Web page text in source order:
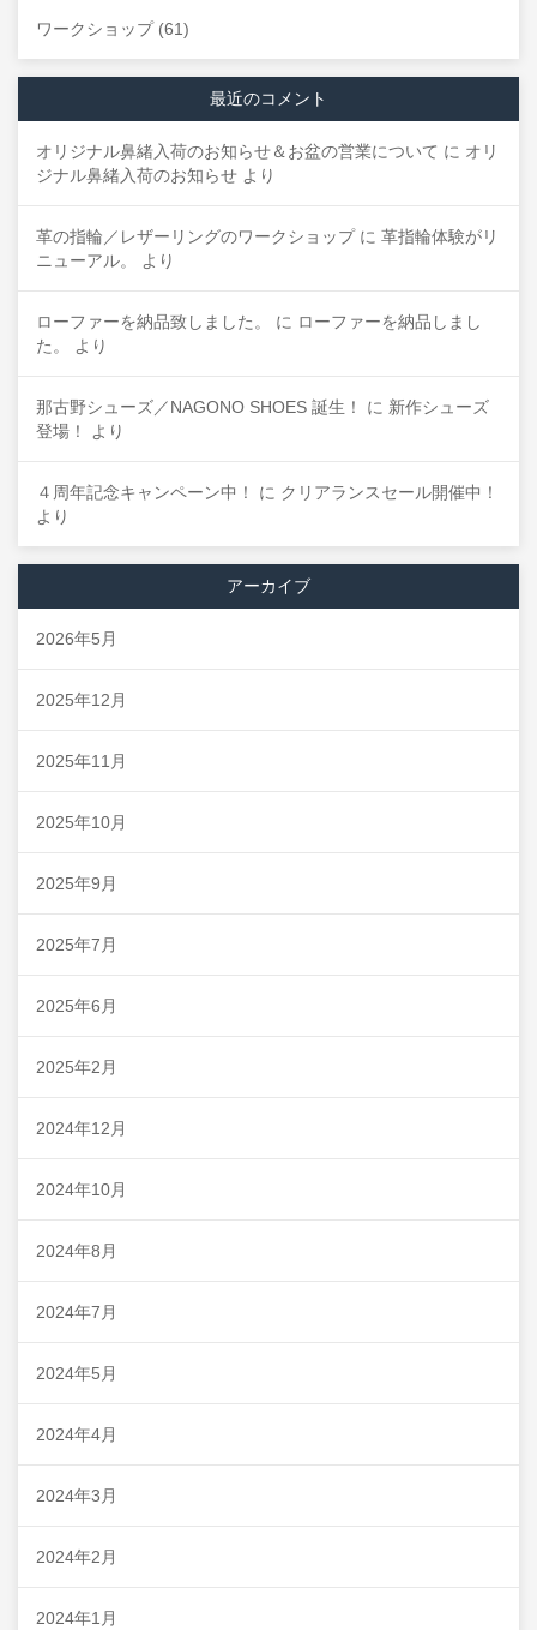
ワークショップ(61)
最近のコメント
オリジナル鼻緒入荷のお知らせ＆お盆の営業について に オリ
ジナル鼻緒入荷のお知らせ より
革の指輪／レザーリングのワークショップに 革指輪体験がリ
ニューアル。
より
ローファーを納品致しました。 に ローファーを納品しまし
た。
より
那古野シューズ／NAGONO SHOES 誕生！ に 新作シューズ
登場！
より
４周年記念キャンペーン中！ に クリアランスセール開催中！
より
アーカイブ
2026年5月
2025年12月
2025年11月
2025年10月
2025年9月
2025年7月
2025年6月
2025年2月
2024年12月
2024年10月
2024年8月
2024年7月
2024年5月
2024年4月
2024年3月
2024年2月
2024年1月